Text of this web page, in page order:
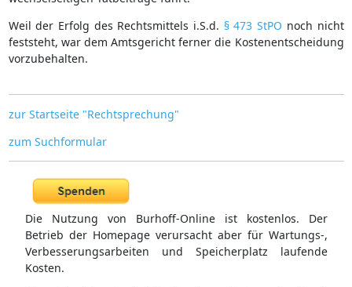
Weil der Erfolg des Rechtsmittels i.S.d. § 473 StPO noch nicht
feststeht, war dem Amtsgericht ferner die Kostenentscheidung
vorzubehalten.
zur Startseite "Rechtsprechung"
zum Suchformular
Die Nutzung von Burhoff-Online ist kostenlos. Der
Betrieb der Homepage verursacht aber für Wartungs-,
Verbesserungsarbeiten und Speicherplatz laufende
Kosten.